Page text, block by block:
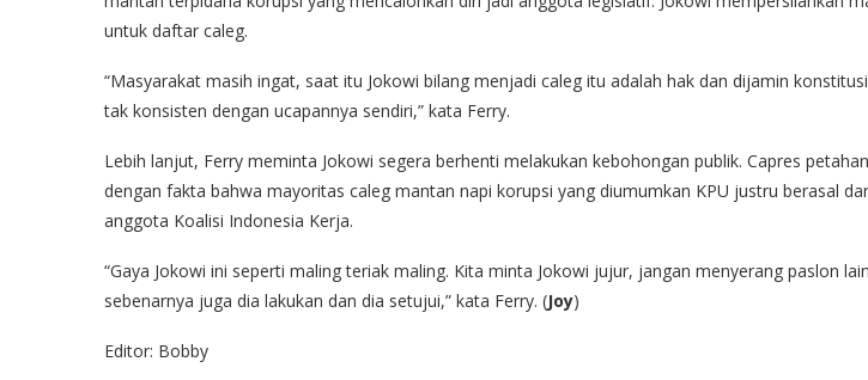
untuk daftar caleg.
“Masyarakat masih ingat, saat itu Jokowi bilang menjadi caleg itu adalah hak dan dijamin
tak konsisten dengan ucapannya sendiri,” kata Ferry.
Lebih lanjut, Ferry meminta Jokowi segera berhenti melakukan kebohongan publik. Capres
dengan fakta bahwa mayoritas caleg mantan napi korupsi yang diumumkan KPU justru berasal
anggota Koalisi Indonesia Kerja.
“Gaya Jokowi ini seperti maling teriak maling. Kita minta Jokowi jujur, jangan menyerang paslon
sebenarnya juga dia lakukan dan dia setujui,” kata Ferry. (Joy)
Editor: Bobby